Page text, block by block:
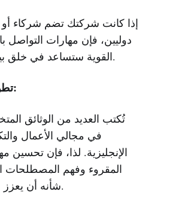
إذا كانت شركتك تضم شركاء أو
دوليين، فإن مهارات التواصل
القوية ستساعد في خلق بيئة عمل منتجة.
تطوير المهارات المهنية:
تُكتب العديد من الوثائق
في مجالي الأعمال
الإنجليزية. لذا، فإن تحسين
المقروء وفهم
شأنه أن يعزز قدراتك المهنية.